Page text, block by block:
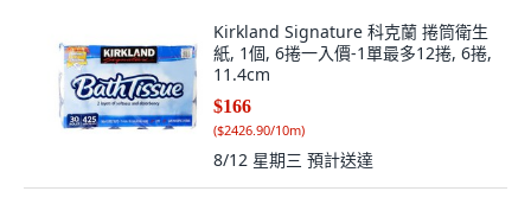
Kirkland Signature 科克蘭 捲筒衛生
紙, 1個, 6捲一入價-1單最多12捲, 6捲,
11.4cm
$166
($2426.90/10m)
8/12 星期三 預計送達